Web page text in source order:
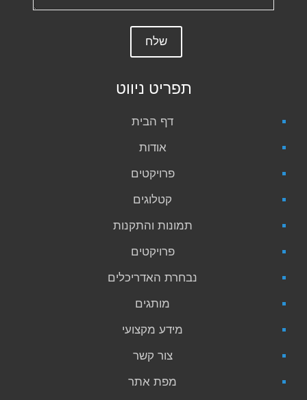
תפריט ניווט
דף הבית
אודות
פרויקטים
קטלוגים
תמונות והתקנות
פרויקטים
נבחרת האדריכלים
מותגים
מידע מקצועי
צור קשר
מפת אתר